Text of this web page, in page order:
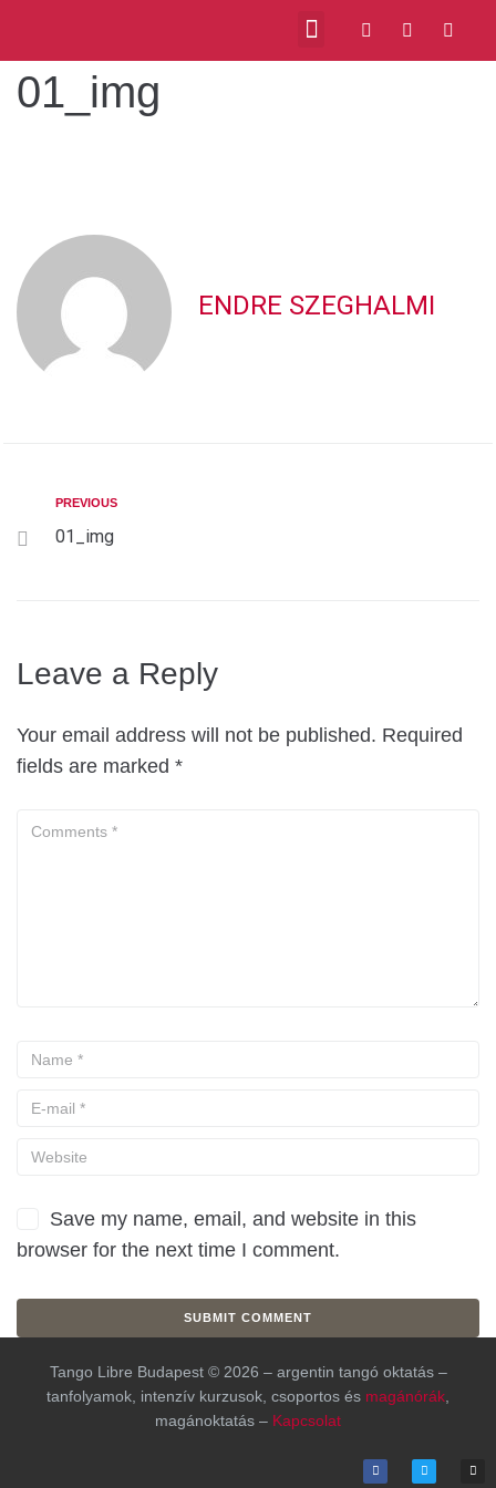
01_img
ENDRE SZEGHALMI
PREVIOUS
01_img
Leave a Reply
Your email address will not be published. Required
fields are marked *
Save my name, email, and website in this
browser for the next time I comment.
Tango Libre Budapest © 2026 – argentin tangó oktatás –
tanfolyamok, intenzív kurzusok, csoportos és magánórák
magánoktatás – Kapcsolat